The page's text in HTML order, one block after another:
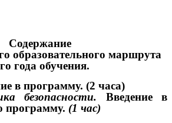
Содержание
образовательного маршрута
года обучения.
в программу. (2 часа)
безопасности. Введение в
программу. (1 час)